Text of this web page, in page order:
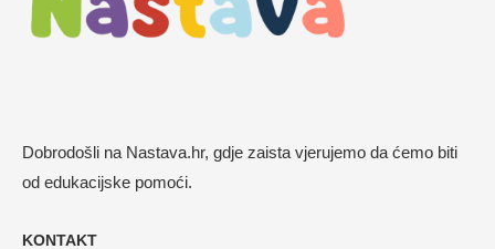
Dobrodošli na Nastava.hr, gdje zaista vjerujemo da ćemo biti
od edukacijske pomoći.
KONTAKT